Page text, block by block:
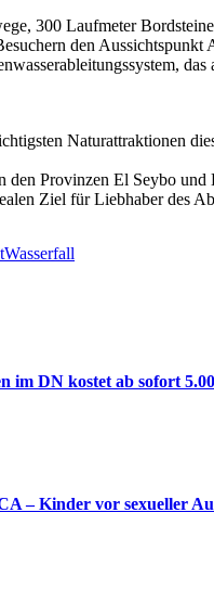
300 Laufmeter
den
das
Naturattraktionen
den Provinzen El Seybo
Ziel für Liebhaber des
Wasserfall
im DN kostet ab sofort
– Kinder vor sexueller